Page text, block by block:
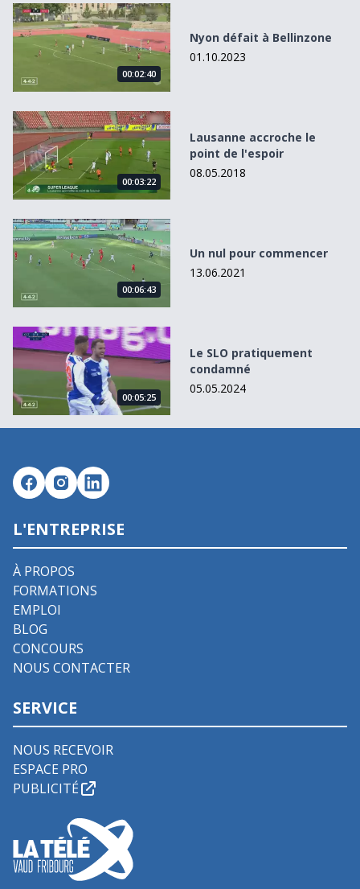
Nyon défait à Bellinzone
00:02:40
Nyon défait à Bellinzone
01.10.2023
Lausanne accroche le point de l&#039;espoir
00:03:22
Lausanne accroche le
point de l'espoir
08.05.2018
Un nul pour commencer
00:06:43
Un nul pour commencer
13.06.2021
Le SLO pratiquement condamné
00:05:25
Le SLO pratiquement
condamné
05.05.2024
L'ENTREPRISE
À PROPOS
FORMATIONS
EMPLOI
BLOG
CONCOURS
NOUS CONTACTER
SERVICE
NOUS RECEVOIR
ESPACE PRO
PUBLICITÉ